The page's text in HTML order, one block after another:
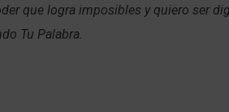
que logra imposibles y quiero ser
Tu Palabra.